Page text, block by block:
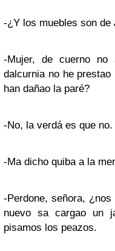
-¿Y los muebles son de
-Mujer, de cuerno
dalcurnia no he
han dañao la paré?
-No, la verdá es que
-Ma dicho quiba a la
-Perdone, señora,
nuevo sa cargao un
pisamos los peazos.